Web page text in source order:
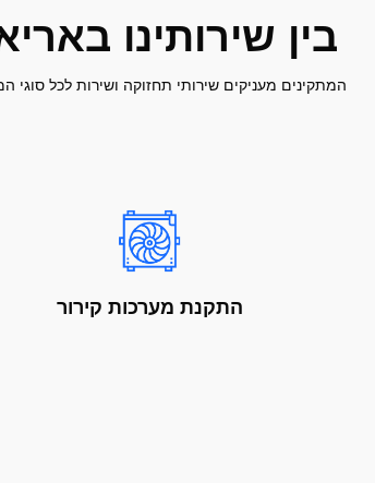
בין שירותינו
המתקינים מעניקים שירותי תחזוקה ושירות לכל סוגי
התקנת מערכות קירור